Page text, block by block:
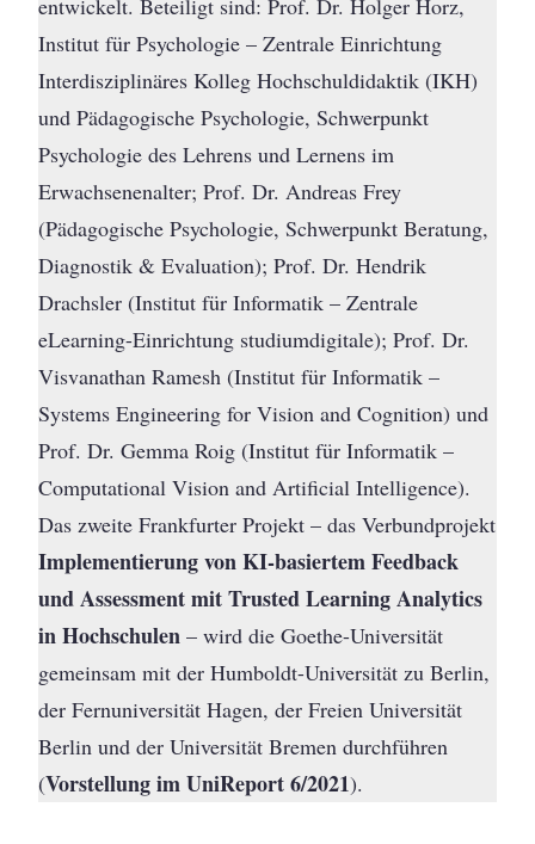
entwickelt. Beteiligt sind: Prof. Dr. Holger Horz,
Institut für Psychologie – Zentrale Einrichtung
Interdisziplinäres Kolleg Hochschuldidaktik (IKH)
und Pädagogische Psychologie, Schwerpunkt
Psychologie des Lehrens und Lernens im
Erwachsenenalter; Prof. Dr. Andreas Frey
(Pädagogische Psychologie, Schwerpunkt Beratung,
Diagnostik & Evaluation); Prof. Dr. Hendrik
Drachsler (Institut für Informatik – Zentrale
eLearning-Einrichtung studiumdigitale); Prof. Dr.
Visvanathan Ramesh (Institut für Informatik –
Systems Engineering for Vision and Cognition) und
Prof. Dr. Gemma Roig (Institut für Informatik –
Computational Vision and Artificial Intelligence).
Das zweite Frankfurter Projekt – das Verbundprojekt
Implementierung von KI-basiertem Feedback
und Assessment mit Trusted Learning Analytics
in Hochschulen – wird die Goethe-Universität
gemeinsam mit der Humboldt-Universität zu Berlin,
der Fernuniversität Hagen, der Freien Universität
Berlin und der Universität Bremen durchführen
(Vorstellung im UniReport 6/2021).